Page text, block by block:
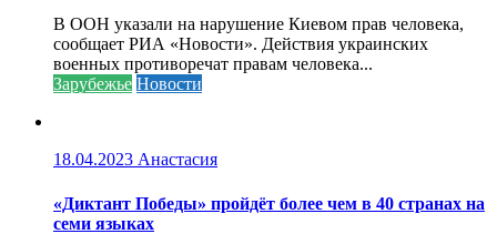
В ООН указали на нарушение Киевом прав человека,
сообщает РИА «Новости». Действия украинских
военных противоречат правам человека...
Зарубежье Новости
18.04.2023 Анастасия
«Диктант Победы» пройдёт более чем в 40 странах на
семи языках